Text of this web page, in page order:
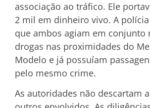
associação ao tráfico. Ele
2 mil em dinheiro vivo. A
que ambos agiam em conjunto
drogas nas proximidades do
Modelo e já possuíam
pelo mesmo crime.
As autoridades não descartam